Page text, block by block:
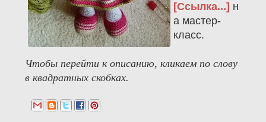
[Ссылка...] н
а мастер-
класс.
Чтобы перейти к описанию, кликаем по слову
в квадратных скобках.